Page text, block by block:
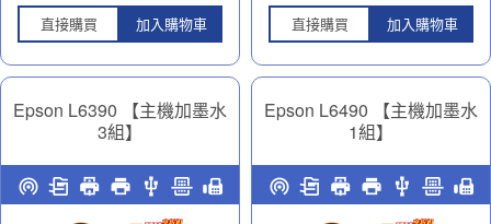
直接購買 加入購物車 直接購買 加入購物車
Epson L6390 【主機加墨水
3組】
供墨印表機｜商務多工神助
力
Epson L6490 【主機加墨水
1組】
連續供墨印表機｜商務多工
神助力